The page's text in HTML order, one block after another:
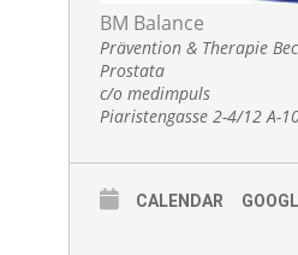
BM Balance
Prävention & Therapie
Prostata
c/o medimpuls
Piaristengasse 2-4/12 A-
CALENDAR